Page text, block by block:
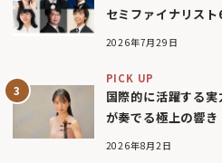
セミファイナリス
2026年7月29日
PICK UP
国際的に活躍する
が奏でる極上の響き
2026年8月2日